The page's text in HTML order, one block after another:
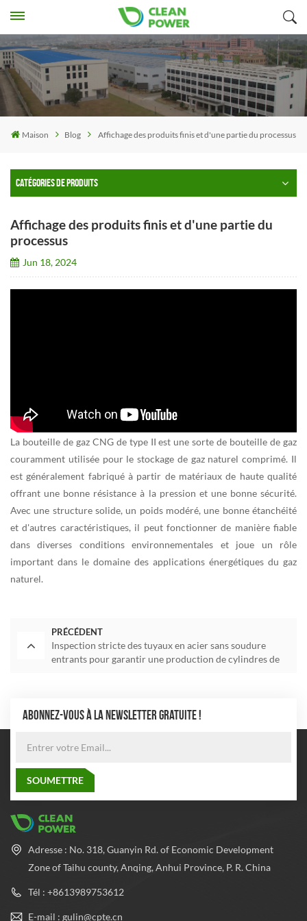
Maison Blog Affichage des produits finis et d'une partie du processus
CATÉGORIES DE PRODUITS
Affichage des produits finis et d'une partie du
processus
Jun 18, 2024
La bouteille de gaz CNG de type II est une sorte de bouteille de gaz
couramment utilisée pour le stockage de gaz naturel comprimé. Il
est généralement fabriqué à partir de matériaux de haute qualité
offrant une bonne résistance à la pression et une bonne sécurité.
Avec une structure solide, un poids modéré, une bonne étanchéité
et d'autres caractéristiques, il peut fonctionner de manière fiable
dans diverses conditions environnementales et joue un rôle
important dans le domaine des applications énergétiques du gaz
naturel.
PRÉCÉDENT
Inspection stricte des tuyaux en acier sans soudure
entrants pour garantir une production de cylindres de
ABONNEZ-VOUS À LA NEWSLETTER GRATUITE !
Adresse : No. 318, Guanyin Rd. of Economic Development
Zone of Taihu county, Anqing, Anhui Province, P. R. China
Tél : +8613989753612
E-mail : gulin@cpte.cn